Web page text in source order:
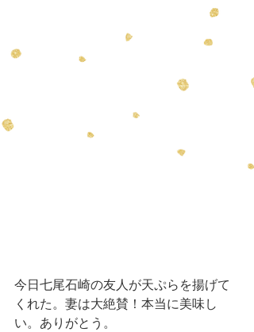
今日七尾石崎の友人が天ぷらを揚げて
くれた。妻は大絶賛！本当に美味し
い。ありがとう。